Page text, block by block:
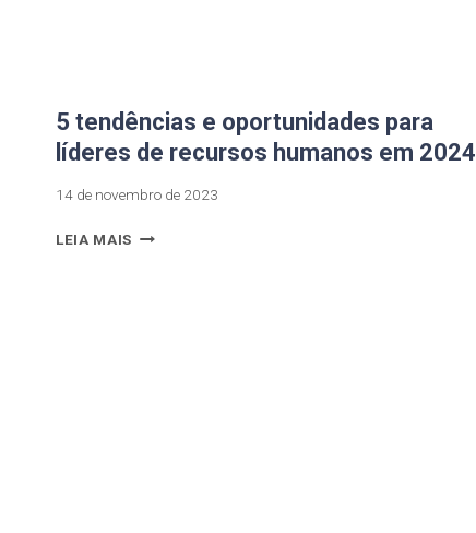
5 tendências e oportunidades para
líderes de recursos humanos em 2024
14 de novembro de 2023
LEIA MAIS